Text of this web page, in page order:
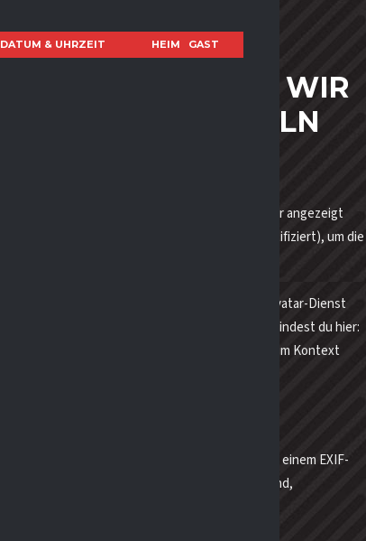
DATUM & UHRZEIT HEIM GAST
DATEN WIR
WIR SIE SAMMELN
wir die Daten, die im Kommentar-Formular angezeigt
Agent-String (damit wird der Browser identifiziert), um die
erstellt (auch Hash genannt) und dem Gravatar-Dienst
Datenschutzerklärung des Gravatar-Dienstes findest du hier:
freigegeben wurde, ist dein Profilbild öffentlich im Kontext
lädst, solltest du vermeiden, Fotos mit einem EXIF-
Fotos, die auf dieser Website gespeichert sind,